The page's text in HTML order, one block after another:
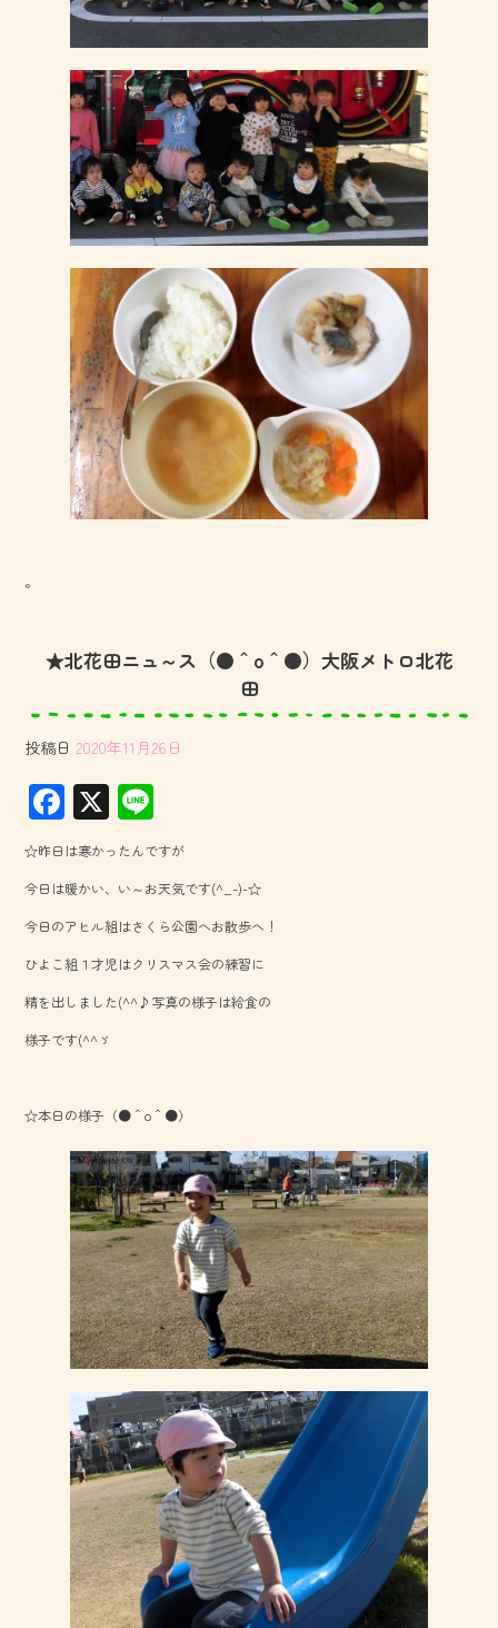
。
★北花田ニュ～ス（●＾o＾●）大阪メトロ北花
田
投稿日 2020年11月26日
F
ac
e
b
o
ok
X
ne
☆昨日は寒かったんですが
今日は暖かい、い～お天気です(^_-)-☆
今日のアヒル組はさくら公園へお散歩へ！
ひよこ組１才児はクリスマス会の練習に
精を出しました(^^♪写真の様子は給食の
様子です(^^ゞ
☆本日の様子（●＾o＾●）